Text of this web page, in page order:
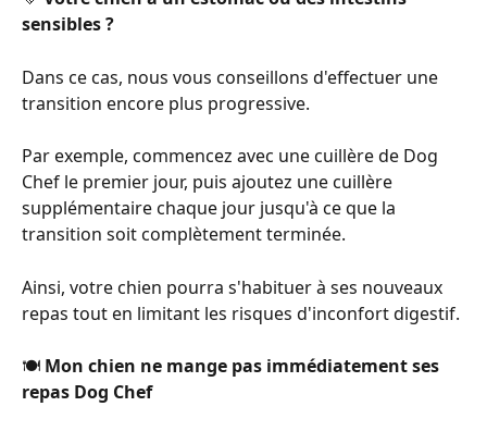
sensibles ?
Dans ce cas, nous vous conseillons d'effectuer une
transition encore plus progressive.
Par exemple, commencez avec une cuillère de Dog
Chef le premier jour, puis ajoutez une cuillère
supplémentaire chaque jour jusqu'à ce que la
transition soit complètement terminée.
Ainsi, votre chien pourra s'habituer à ses nouveaux
repas tout en limitant les risques d'inconfort digestif.
🍽️ Mon chien ne mange pas immédiatement ses
repas Dog Chef